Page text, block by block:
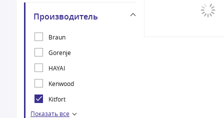
Производитель
Braun
Gorenje
HAYAI
Kenwood
Kitfort
NUTRIBULLET
Показать все